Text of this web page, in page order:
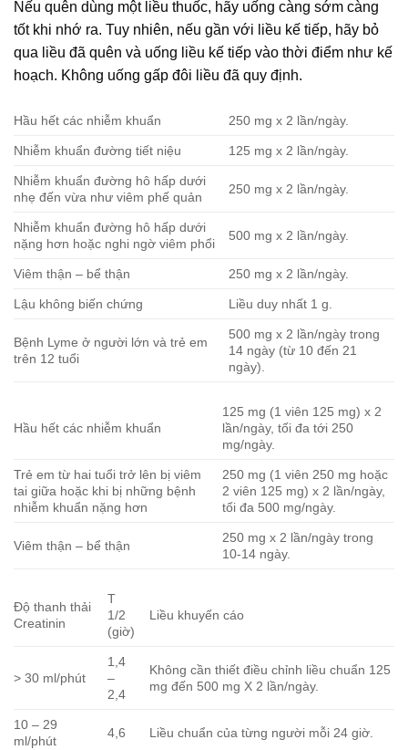
Nếu quên dùng một liều thuốc, hãy uống càng sớm càng
tốt khi nhớ ra. Tuy nhiên, nếu gần với liều kế tiếp, hãy bỏ
qua liều đã quên và uống liều kế tiếp vào thời điểm như kế
hoạch. Không uống gấp đôi liều đã quy định.
Hầu hết các nhiễm khuẩn 250 mg x 2 lần/ngày.
Nhiễm khuẩn đường tiết niệu 125 mg x 2 lần/ngày.
Nhiễm khuẩn đường hô hấp dưới
nhẹ đến vừa như viêm phế quản
250 mg x 2 lần/ngày.
Nhiễm khuẩn đường hô hấp dưới
nặng hơn hoặc nghi ngờ viêm phổi
500 mg x 2 lần/ngày.
Viêm thận – bể thận 250 mg x 2 lần/ngày.
Lậu không biến chứng Liều duy nhất 1 g.
Bệnh Lyme ở người lớn và trẻ em
trên 12 tuổi
500 mg x 2 lần/ngày trong
14 ngày (từ 10 đến 21
ngày).
Hầu hết các nhiễm khuẩn
125 mg (1 viên 125 mg) x 2
lần/ngày, tối đa tới 250
mg/ngày.
Trẻ em từ hai tuổi trở lên bị viêm
tai giữa hoặc khi bị những bệnh
nhiễm khuẩn nặng hơn
250 mg (1 viên 250 mg hoặc
2 viên 125 mg) x 2 lần/ngày,
tối đa 500 mg/ngày.
Viêm thận – bể thận
250 mg x 2 lần/ngày trong
10-14 ngày.
Độ thanh thải
Creatinin
T
1/2
(giờ)
Liều khuyến cáo
> 30 ml/phút
1,4
–
2,4
Không cần thiết điều chỉnh liều chuẩn 125
mg đến 500 mg X 2 lần/ngày.
10 – 29
ml/phút
4,6 Liều chuẩn của từng người mỗi 24 giờ.